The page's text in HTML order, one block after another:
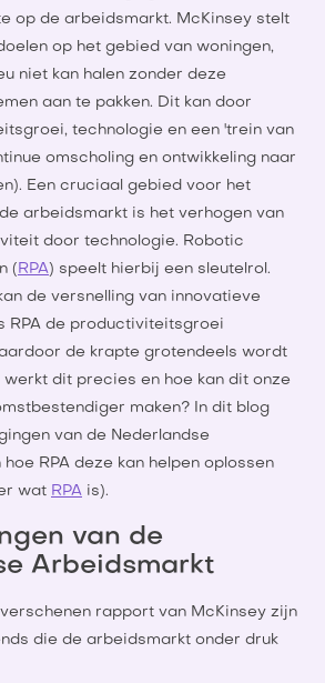
op de arbeidsmarkt. McKinsey stelt
op het gebied van woningen,
niet kan halen zonder deze
aan te pakken. Dit kan door
technologie en een 'trein van
omscholing en ontwikkeling naar
Een cruciaal gebied voor het
arbeidsmarkt is het verhogen van
door technologie. Robotic
( RPA) speelt hierbij een sleutelrol.
de versnelling van innovatieve
RPA de productiviteitsgroei
de krapte grotendeels wordt
dit precies en hoe kan dit onze
maken? In dit blog
van de Nederlandse
RPA deze kan helpen oplossen
wat RPA is).
van de
Arbeidsmarkt
rapport van McKinsey zijn
die de arbeidsmarkt onder druk